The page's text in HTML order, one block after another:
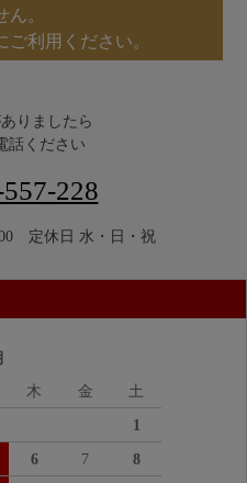
ん。
利用ください。
りましたら
話ください
228
定休日 水・日・祝
木 金 土
1
6 7 8